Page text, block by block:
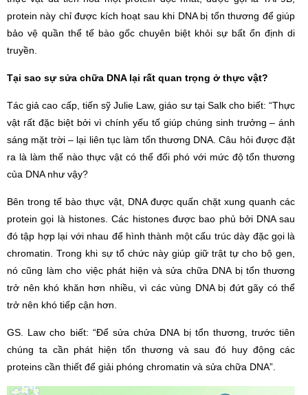
protein này chỉ được kích hoạt sau khi DNA bị tổn thương để giúp
bảo vệ quần thể tế bào gốc chuyên biệt khỏi sự bất ổn định di
truyền.
Tại sao sự sửa chữa DNA lại rất quan trọng ở thực vật?
Tác giả cao cấp, tiến sỹ Julie Law, giáo sư tại Salk cho biết: “Thực
vật rất đặc biệt bởi vì chính yếu tố giúp chúng sinh trưởng – ánh
sáng mặt trời – lại liên tục làm tổn thương DNA. Câu hỏi được đặt
ra là làm thế nào thực vật có thể đối phó với mức độ tổn thương
của DNA như vậy?
Bên trong tế bào thực vật, DNA được quấn chặt xung quanh các
protein gọi là histones. Các histones được bao phủ bởi DNA sau
đó tập hợp lại với nhau để hình thành một cấu trúc dày đặc gọi là
chromatin. Trong khi sự tổ chức này giúp giữ trật tự cho bộ gen,
nó cũng làm cho việc phát hiện và sửa chữa DNA bị tổn thương
trở nên khó khăn hơn nhiều, vì các vùng DNA bị đứt gãy có thể
trở nên khó tiếp cận hơn.
GS. Law cho biết: “Để sửa chửa DNA bị tổn thương, trước tiên
chúng ta cần phát hiện tổn thương và sau đó huy động các
proteins cần thiết để giải phóng chromatin và sửa chữa DNA”.